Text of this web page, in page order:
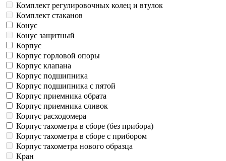
Комплект регулировочных колец и втулок
Комплект стаканов
Конус
Конус защитный
Корпус
Корпус горловой опоры
Корпус клапана
Корпус подшипника
Корпус подшипника с пятой
Корпус приемника обрата
Корпус приемника сливок
Корпус расходомера
Корпус тахометра в сборе (без прибора)
Корпус тахометра в сборе с прибором
Корпус тахометра нового образца
Кран